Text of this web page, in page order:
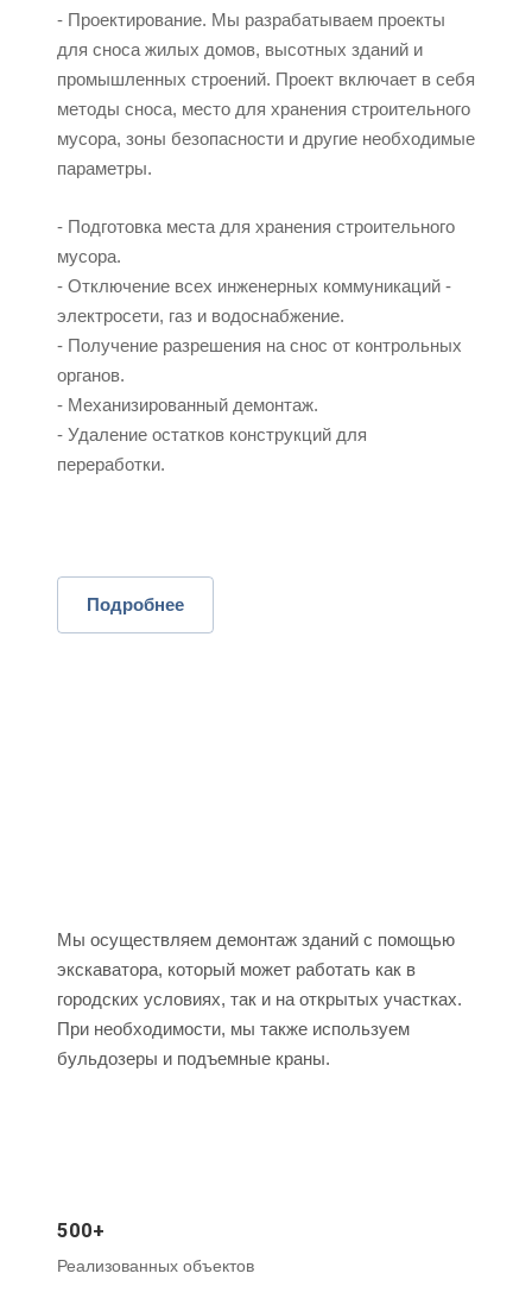
- Проектирование. Мы разрабатываем проекты
для сноса жилых домов, высотных зданий и
промышленных строений. Проект включает в себя
методы сноса, место для хранения строительного
мусора, зоны безопасности и другие необходимые
параметры.
- Подготовка места для хранения строительного
мусора.
- Отключение всех инженерных коммуникаций -
электросети, газ и водоснабжение.
- Получение разрешения на снос от контрольных
органов.
- Механизированный демонтаж.
- Удаление остатков конструкций для
переработки.
Подробнее
Мы осуществляем демонтаж зданий с помощью
экскаватора, который может работать как в
городских условиях, так и на открытых участках.
При необходимости, мы также используем
бульдозеры и подъемные краны.
500+
Реализованных объектов